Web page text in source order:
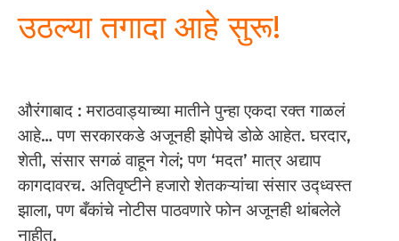
उठल्या तगादा आहे सुरू!
औरंगाबाद : मराठवाड्याच्या मातीने पुन्हा एकदा रक्त गाळलं
आहे… पण सरकारकडे अजूनही झोपेचे डोळे आहेत. घरदार,
शेती, संसार सगळं वाहून गेलं; पण ‘मदत’ मात्र अद्याप
कागदावरच. अतिवृष्टीने हजारो शेतकऱ्यांचा संसार उद्ध्वस्त
झाला, पण बँकांचे नोटीस पाठवणारे फोन अजूनही थांबलेले
नाहीत.